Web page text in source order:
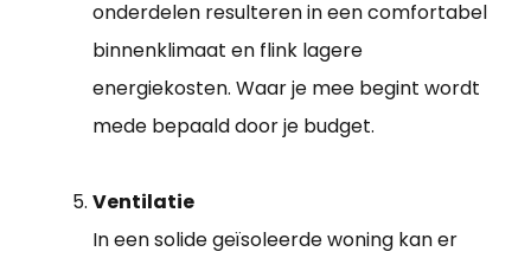
onderdelen resulteren in een comfortabel
binnenklimaat en flink lagere
energiekosten. Waar je mee begint wordt
mede bepaald door je budget.
Ventilatie
In een solide geïsoleerde woning kan er